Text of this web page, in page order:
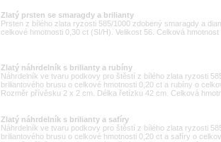
Zlatý prsten se smaragdy a brilianty
Prsten z bílého zlata ryzosti 585/1000 zdobený smaragdy a
celkové hmotnosti 0,30 ct (SI/H). Velikost 56. Celková hmotnost
Zlatý náhrdelník s brilianty a rubíny
Náhrdelník ve tvaru podkovy pro štěstí z bílého zlata ryzosti
briliantového brusu o celkové hmotnosti 0,20 ct a rubíny o
Rozměr přívěsku 2 x 2 cm. Délka řetízku 42 cm. Celková
Zlatý náhrdelník s brilianty a safíry
Náhrdelník ve tvaru podkovy pro štěstí z bílého zlata ryzosti
briliantového brusu o celkové hmotnosti 0,20 ct a safíry o